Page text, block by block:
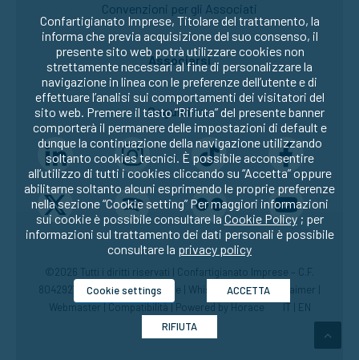
Convenzioni per gli Associati
Associarsi
Seguici su:
©2026 Tutti i diritti riservati | Confartigianato Imprese – C.F.
80429270582 |Privacy|Cookie Whistleblowing|Disclaimer
Webmaster|Compatibilità| Powered by Horace IT EN
Confartigianato Imprese, Titolare del trattamento, la
informa che previa acquisizione del suo consenso, il
presente sito web potrà utilizzare cookies non
strettamente necessari al fine di personalizzare la
navigazione in linea con le preferenze dell’utente e di
effettuare l’analisi sui comportamenti dei visitatori del
sito web. Premere il tasto “Rifiuta” del presente banner
comporterà il permanere delle impostazioni di default e
dunque la continuazione della navigazione utilizzando
soltanto cookies tecnici. È possibile acconsentire
all’utilizzo di tutti i cookies cliccando su “Accetta” oppure
abilitarne soltanto alcuni esprimendo le proprie preferenze
nella sezione “Cookie setting” Per maggiori informazioni
sui cookie è possibile consultare la Cookie Policy; per
informazioni sul trattamento dei dati personali è possibile
consultare la privacy policy
Cookie settings ACCETTA
RIFIUTA